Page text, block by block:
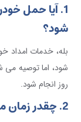
1. آیا حمل
شود؟
شود، اما توصیه می
روز انجام شود.
2. چقدر زمان می برد تا خودروبر به محل من برسد؟